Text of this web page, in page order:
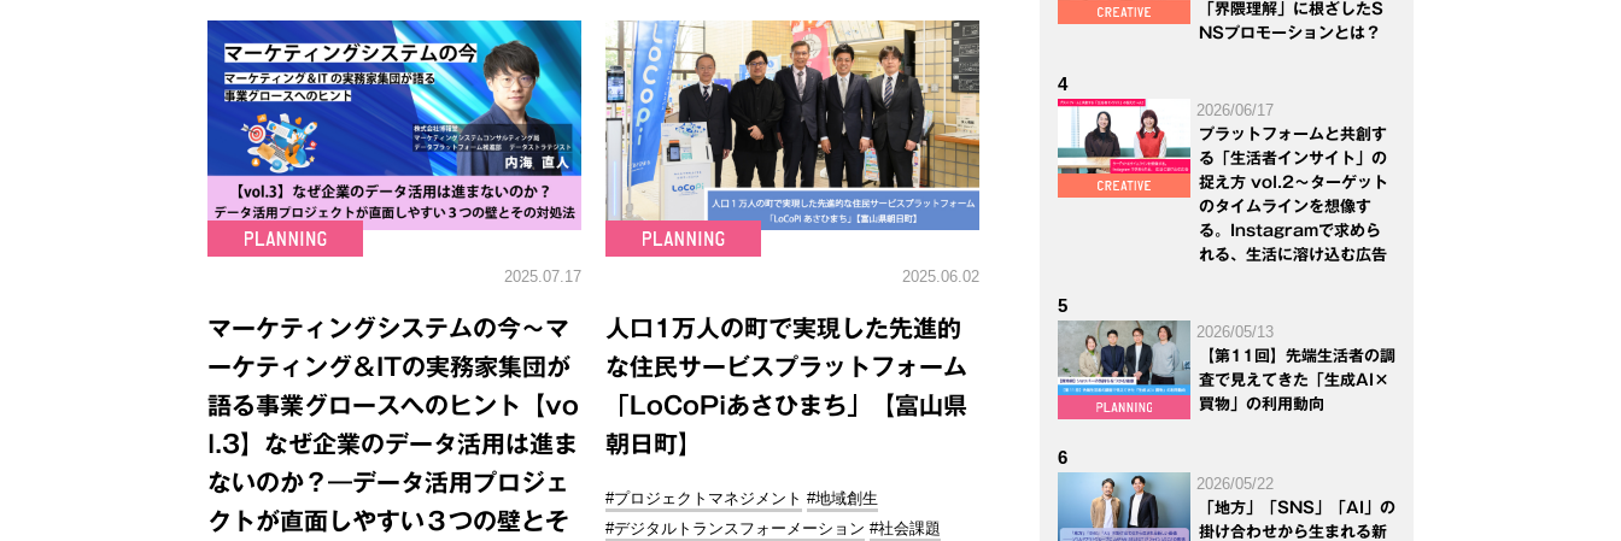
2025.07.17
マーケティングシステムの今～マ
ーケティング＆ITの実務家集団が
語る事業グロースへのヒント【vo
l.3】なぜ企業のデータ活用は進ま
ないのか？―データ活用プロジェ
クトが直面しやすい３つの壁とそ
2025.06.02
人口1万人の町で実現した先進的
な住民サービスプラットフォーム
「LoCoPiあさひまち」【富山県
朝日町】
#プロジェクトマネジメント #地域創生
#デジタルトランスフォーメーション #社会課題
「界隈理解」に根ざしたS
NSプロモーションとは？
4
2026/06/17
プラットフォームと共創す
る「生活者インサイト」の
捉え方 vol.2～ターゲット
のタイムラインを想像す
る。Instagramで求めら
れる、生活に溶け込む広告
5
2026/05/13
【第11回】先端生活者の調
査で見えてきた「生成AI×
買物」の利用動向
6
2026/05/22
「地方」「SNS」「AI」の
掛け合わせから生まれる新